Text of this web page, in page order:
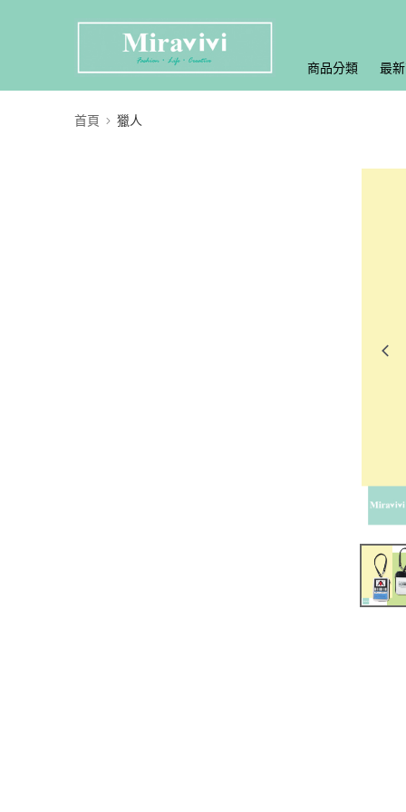
商品分類 最
首頁 獵人